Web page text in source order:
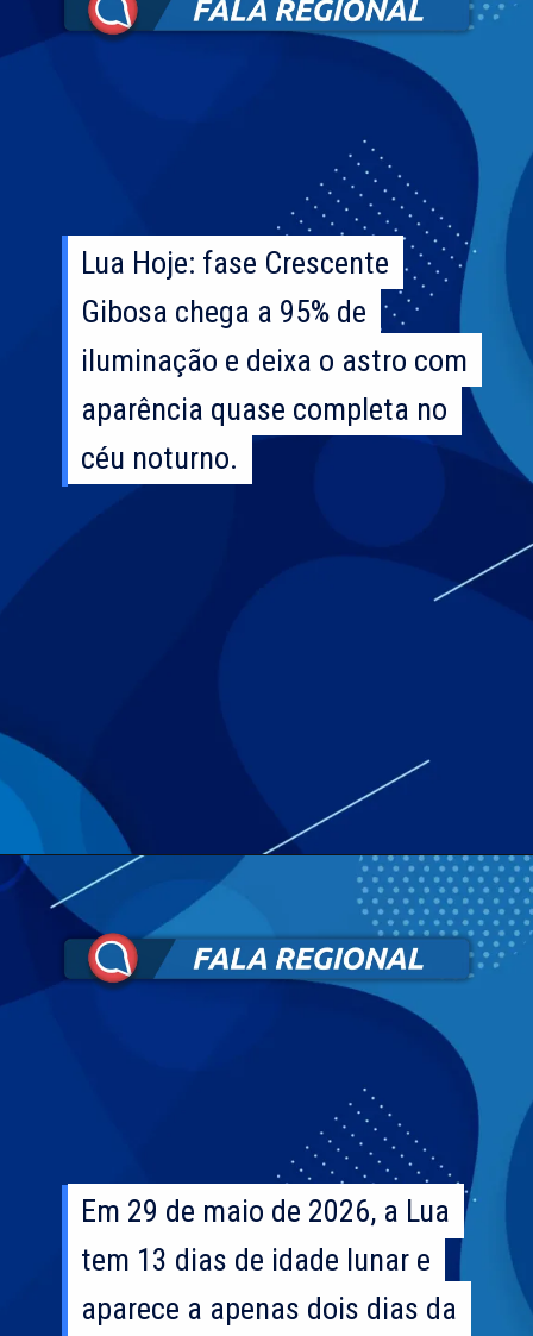
Lua Hoje: fase Crescente
Gibosa chega a 95% de
iluminação e deixa o astro com
aparência quase completa no
céu noturno.
Lua Hoje: fase Crescente
Gibosa chega a 95% de
iluminação e deixa o astro com
aparência quase completa no
céu noturno.
Em 29 de maio de 2026, a Lua
tem 13 dias de idade lunar e
aparece a apenas dois dias da
Em 29 de maio de 2026, a Lua
tem 13 dias de idade lunar e
aparece a apenas dois dias da